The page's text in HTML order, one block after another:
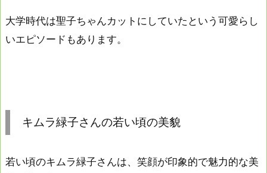
大学時代は聖子ちゃんカットにしていたという可愛らし
いエピソードもあります。
キムラ緑子さんの若い頃の美貌
若い頃のキムラ緑子さんは、笑顔が印象的で魅力的な美